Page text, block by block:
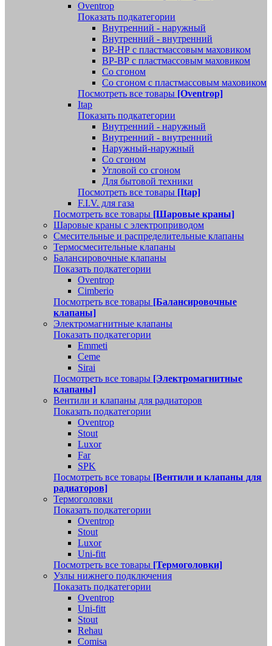
Oventrop
Показать подкатегории
Внутренний - наружный
Внутренний - внутренний
ВР-НР с пластмассовым маховиком
ВР-ВР с пластмассовым маховиком
Со сгоном
Со сгоном с пластмассовым маховиком
Посмотреть все товары [Oventrop]
Itap
Показать подкатегории
Внутренний - наружный
Внутренний - внутренний
Наружный-наружный
Со сгоном
Угловой со сгоном
Для бытовой техники
Посмотреть все товары [Itap]
F.I.V. для газа
Посмотреть все товары [Шаровые краны]
Шаровые краны с электроприводом
Смесительные и распределительные клапаны
Термосмесительные клапаны
Балансировочные клапаны
Показать подкатегории
Oventrop
Cimberio
Посмотреть все товары [Балансировочные
клапаны]
Электромагнитные клапаны
Показать подкатегории
Emmeti
Ceme
Sirai
Посмотреть все товары [Электромагнитные
клапаны]
Вентили и клапаны для радиаторов
Показать подкатегории
Oventrop
Stout
Luxor
Far
SPK
Посмотреть все товары [Вентили и клапаны для
радиаторов]
Термоголовки
Показать подкатегории
Oventrop
Stout
Luxor
Uni-fitt
Посмотреть все товары [Термоголовки]
Узлы нижнего подключения
Показать подкатегории
Oventrop
Uni-fitt
Stout
Rehau
Comisa